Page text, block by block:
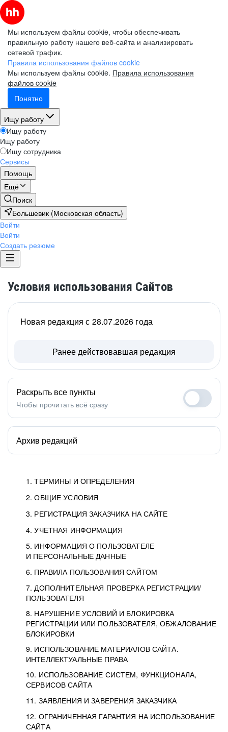
Мы используем файлы cookie, чтобы обеспечивать
правильную работу нашего веб-сайта и анализировать
сетевой трафик.
Правила использования файлов cookie
Мы используем файлы cookie. Правила использования
файлов cookie
Понятно
Ищу работу
Ищу работу
Ищу работу
Ищу сотрудника
Сервисы
Помощь
Ещё
Поиск
Большевик (Московская область)
Войти
Войти
Создать резюме
Условия использования Сайтов
1. ТЕРМИНЫ И ОПРЕДЕЛЕНИЯ
2. ОБЩИЕ УСЛОВИЯ
3. РЕГИСТРАЦИЯ ЗАКАЗЧИКА НА САЙТЕ
4. УЧЕТНАЯ ИНФОРМАЦИЯ
5. ИНФОРМАЦИЯ О ПОЛЬЗОВАТЕЛЕ
И ПЕРСОНАЛЬНЫЕ ДАННЫЕ
6. ПРАВИЛА ПОЛЬЗОВАНИЯ САЙТОМ
7. ДОПОЛНИТЕЛЬНАЯ ПРОВЕРКА РЕГИСТРАЦИИ/
ПОЛЬЗОВАТЕЛЯ
8. НАРУШЕНИЕ УСЛОВИЙ И БЛОКИРОВКА
РЕГИСТРАЦИИ ИЛИ ПОЛЬЗОВАТЕЛЯ, ОБЖАЛОВАНИЕ
БЛОКИРОВКИ
9. ИСПОЛЬЗОВАНИЕ МАТЕРИАЛОВ САЙТА.
ИНТЕЛЛЕКТУАЛЬНЫЕ ПРАВА
10. ИСПОЛЬЗОВАНИЕ СИСТЕМ, ФУНКЦИОНАЛА,
СЕРВИСОВ САЙТА
11. ЗАЯВЛЕНИЯ И ЗАВЕРЕНИЯ ЗАКАЗЧИКА
12. ОГРАНИЧЕННАЯ ГАРАНТИЯ НА ИСПОЛЬЗОВАНИЕ
САЙТА
Новая редакция с 28.07.2026 года
Ранее действовавшая редакция
Раскрыть все пункты
Чтобы прочитать всё сразу
Архив редакций